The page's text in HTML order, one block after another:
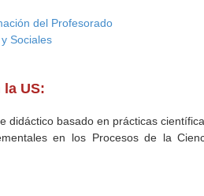
del Profesorado
Sociales
US:
didáctico basado en prácticas
en los Procesos de la